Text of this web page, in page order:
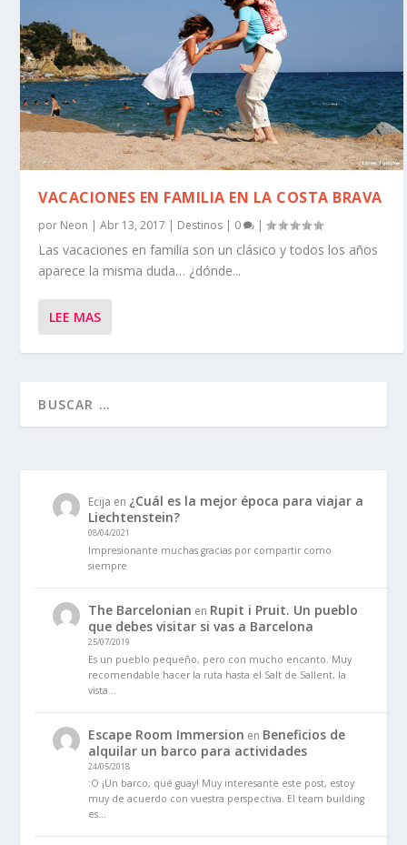
VACACIONES EN FAMILIA EN LA COSTA BRAVA
por Neon |Abr 13, 2017 | Destinos | 0 |
Las vacaciones en familia son un clásico y todos los años
aparece la misma duda… ¿dónde...
LEE MAS
Ecija en ¿Cuál es la mejor época para viajar a
Liechtenstein?
08/04/2021
Impresionante muchas gracias por compartir como
siempre
The Barcelonian en Rupit i Pruit. Un pueblo
que debes visitar si vas a Barcelona
25/07/2019
Es un pueblo pequeño, pero con mucho encanto. Muy
recomendable hacer la ruta hasta el Salt de Sallent, la
vista…
Escape Room Immersion en Beneficios de
alquilar un barco para actividades
24/05/2018
:O ¡Un barco, qué guay! Muy interesante este post, estoy
muy de acuerdo con vuestra perspectiva. El team building
es…